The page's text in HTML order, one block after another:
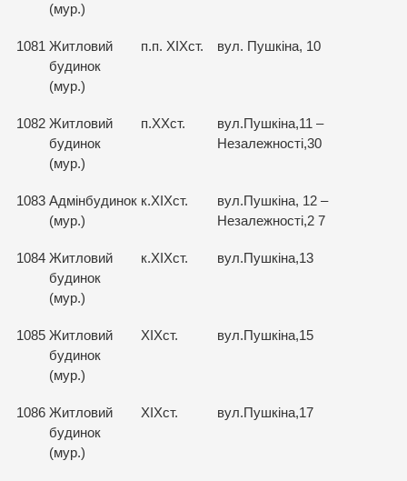
(мур.)
1081 Житловий
будинок
(мур.)
п.п. ХІХст. вул. Пушкіна, 10
1082 Житловий
будинок
(мур.)
п.ХХст.
вул.Пушкіна,11 –
Незалежності,30
1083 Адмінбудинок
(мур.)
к.ХІХст.
вул.Пушкіна, 12 –
Незалежності,2 7
1084 Житловий
будинок
(мур.)
к.ХІХст. вул.Пушкіна,13
1085 Житловий
будинок
(мур.)
ХІХст. вул.Пушкіна,15
1086 Житловий
будинок
(мур.)
ХІХст. вул.Пушкіна,17